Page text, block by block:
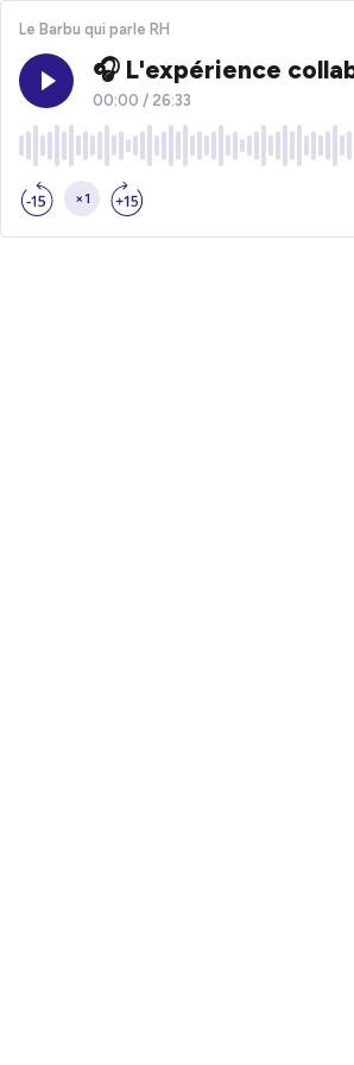
Le Barbu qui parle RH
🎧 L'expérience
00:00 / 26:33
×1